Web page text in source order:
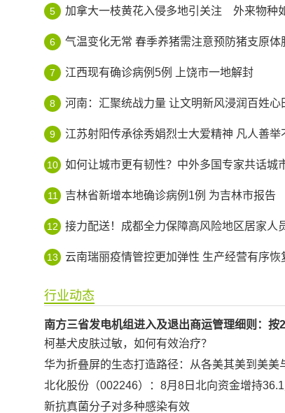
5 加拿大一枝黄花入侵多地引关注 外来物种如何
6 气温变化无常 春季养猪需注意预防猪支原体
7 江西现有确诊病例5例 上饶市一地解封
8 河南：汇聚统战力量 让文明新风浸润百姓心
9 江苏射阳传承徐秀娟烈士大爱精神 凡人善举不
10 如何让城市更有韧性？中外多国专家共话城市智
11 吉林省新增本地确诊病例1例 为吉林市报告
12 接力配送！成都全力保障高风险地区居家人员生活
13 云南瑞丽疫情管控更加弹性 生产经营有序恢
行业动态
柯基犬皮肤过敏，如何有效治疗？
华为折叠屏的生态打造路径：从各美其美到美美
北化股份（002246）：8月8日北向资金增持
新抗真菌分子对多种感染有效